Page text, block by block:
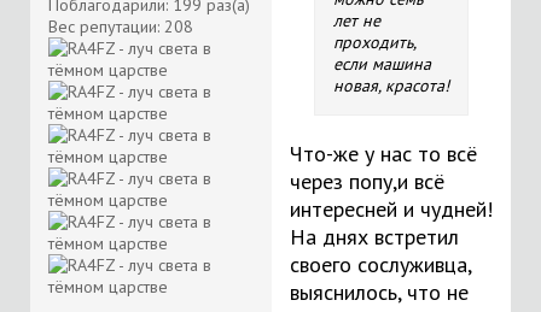
Поблагодарили: 199 раз(а)
Вес репутации: 208
лет не
проходить,
если машина
новая, красота!
Что-же у нас то всё
через попу,и всё
интересней и чудней!
На днях встретил
своего сослуживца,
выяснилось, что не